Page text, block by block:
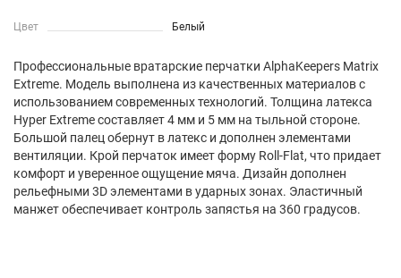
Цвет Белый
Профессиональные вратарские перчатки AlphaKeepers Matrix
Extreme. Модель выполнена из качественных материалов с
использованием современных технологий. Толщина латекса
Hyper Extreme составляет 4 мм и 5 мм на тыльной стороне.
Большой палец обернут в латекс и дополнен элементами
вентиляции. Крой перчаток имеет форму Roll-Flat, что придает
комфорт и уверенное ощущение мяча. Дизайн дополнен
рельефными 3D элементами в ударных зонах. Эластичный
манжет обеспечивает контроль запястья на 360 градусов.